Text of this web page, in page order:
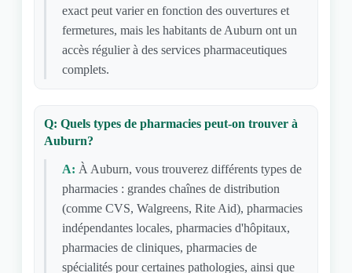
exact peut varier en fonction des ouvertures et
fermetures, mais les habitants de Auburn ont un
accès régulier à des services pharmaceutiques
complets.
Q: Quels types de pharmacies peut-on trouver à
Auburn?
A: À Auburn, vous trouverez différents types de
pharmacies : grandes chaînes de distribution
(comme CVS, Walgreens, Rite Aid), pharmacies
indépendantes locales, pharmacies d'hôpitaux,
pharmacies de cliniques, pharmacies de
spécialités pour certaines pathologies, ainsi que